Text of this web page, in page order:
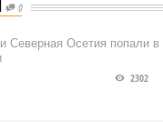
0
Северная Осетия попали в
2302